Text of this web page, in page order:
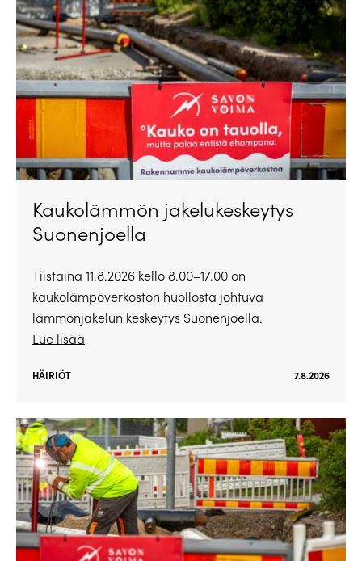
Kaukolämmön jakelukeskeytys
Suonenjoella
Tiistaina 11.8.2026 kello 8.00–17.00 on
kaukolämpöverkoston huollosta johtuva
lämmönjakelun keskeytys Suonenjoella.
Lue lisää
HÄIRIÖT 7.8.2026